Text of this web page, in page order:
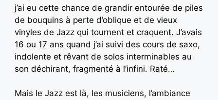
j’ai eu cette chance de grandir entourée de piles
de bouquins à perte d’oblique et de vieux
vinyles de Jazz qui tournent et craquent. J’avais
16 ou 17 ans quand j’ai suivi des cours de saxo,
indolente et rêvant de solos interminables au
son déchirant, fragmenté à l’infini. Raté…
Mais le Jazz est là, les musiciens, l’ambiance